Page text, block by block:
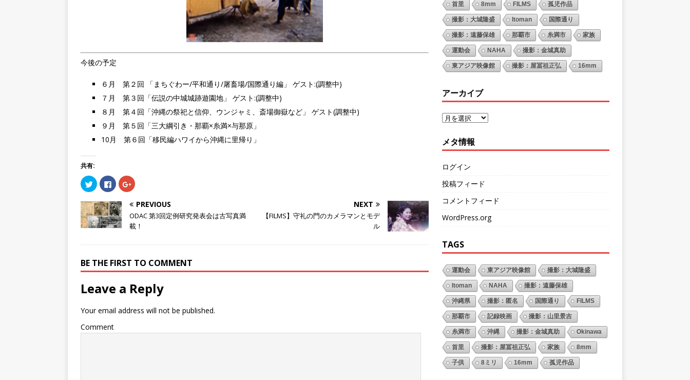
今後の予定
６月 第２回 「まちぐわー/平和通り/屠畜場/国際通り編」 ゲスト:(調整中)
７月 第３回「伝説の中城城跡遊園地」 ゲスト:(調整中)
８月 第４回「沖縄の祭祀と信仰、ウンジャミ、斎場御嶽など」 ゲスト(調整中)
９月 第５回「三大綱引き・那覇×糸満×与那原」
10月 第６回「移民編ハワイから沖縄に里帰り」
共有:
ク
リ
ク
し
て
T
w
で
共
有
新
し
ィ
ド
ウ
で
F
a
e
b
o
o
k
に
は
ク
ッ
ク
く
さ
い
(
ク
リ
ク
し
て
G
o
o
で
共
有
新
し
ィ
で
PREVIOUS
ODAC 第3回定例研究発表会は古写真満
載！
NEXT
【FILMS】守礼の門のカメラマンとモデ
ル
BE THE FIRST TO COMMENT
Leave a Reply
Your email address will not be published.
Comment
首里 8mm FILMS 孤児作品
撮影：大城隆盛 Itoman 国際通り
撮影：遠藤保雄 那覇市 糸満市 家族
運動会 NAHA 撮影：金城真助
東アジア映像館 撮影：屋冨祖正弘 16mm
アーカイブ
メタ情報
ログイン
投稿フィード
コメントフィード
WordPress.org
TAGS
運動会 東アジア映像館 撮影：大城隆盛
Itoman NAHA 撮影：遠藤保雄
沖縄県 撮影：匿名 国際通り FILMS
那覇市 記録映画 撮影：山里景吉
糸満市 沖縄 撮影：金城真助 Okinawa
首里 撮影：屋冨祖正弘 家族 8mm
子供 8ミリ 16mm 孤児作品